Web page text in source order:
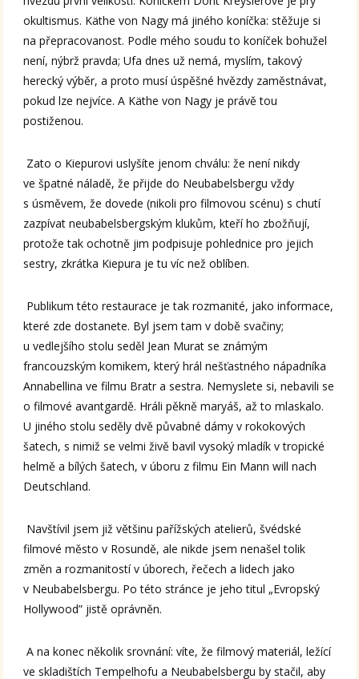
okultismus. Käthe von Nagy má jiného koníčka: stěžuje si
na přepracovanost. Podle mého soudu to koníček bohužel
není, nýbrž pravda; Ufa dnes už nemá, myslím, takový
herecký výběr, a proto musí úspěšné hvězdy zaměstnávat,
pokud lze nejvíce. A Käthe von Nagy je právě tou
postiženou.
Zato o Kiepurovi uslyšíte jenom chválu: že není nikdy
ve špatné náladě, že přijde do Neubabelsbergu vždy
s úsměvem, že dovede (nikoli pro filmovou scénu) s chutí
zazpívat neubabelsbergským klukům, kteří ho zbožňují,
protože tak ochotně jim podpisuje pohlednice pro jejich
sestry, zkrátka Kiepura je tu víc než oblíben.
Publikum této restaurace je tak rozmanité, jako informace,
které zde dostanete. Byl jsem tam v době svačiny;
u vedlejšího stolu seděl Jean Murat se známým
francouzským komikem, který hrál nešťastného nápadníka
Annabellina ve filmu Bratr a sestra. Nemyslete si, nebavili se
o filmové avantgardě. Hráli pěkně maryáš, až to mlaskalo.
U jiného stolu seděly dvě půvabné dámy v rokokových
šatech, s nimiž se velmi živě bavil vysoký mladík v tropické
helmě a bílých šatech, v úboru z filmu Ein Mann will nach
Deutschland.
Navštívil jsem již většinu pařížských atelierů, švédské
filmové město v Rosundě, ale nikde jsem nenašel tolik
změn a rozmanitostí v úborech, řečech a lidech jako
v Neubabelsbergu. Po této stránce je jeho titul „Evropský
Hollywood” jistě oprávněn.
A na konec několik srovnání: víte, že filmový materiál, ležící
ve skladištích Tempelhofu a Neubabelsbergu by stačil, aby